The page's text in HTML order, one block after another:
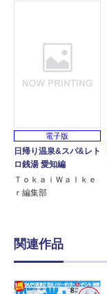
電子版
日帰り温泉&スパ&レト
ロ銭湯 愛知編
ＴｏｋａｉＷａｌｋｅ
ｒ編集部
関連作品